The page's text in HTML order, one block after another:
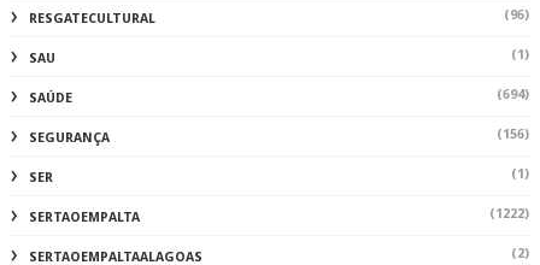
RESGATECULTURAL (96)
SAU (1)
SAÚDE (694)
SEGURANÇA (156)
SER (1)
SERTAOEMPALTA (1222)
SERTAOEMPALTAALAGOAS (2)